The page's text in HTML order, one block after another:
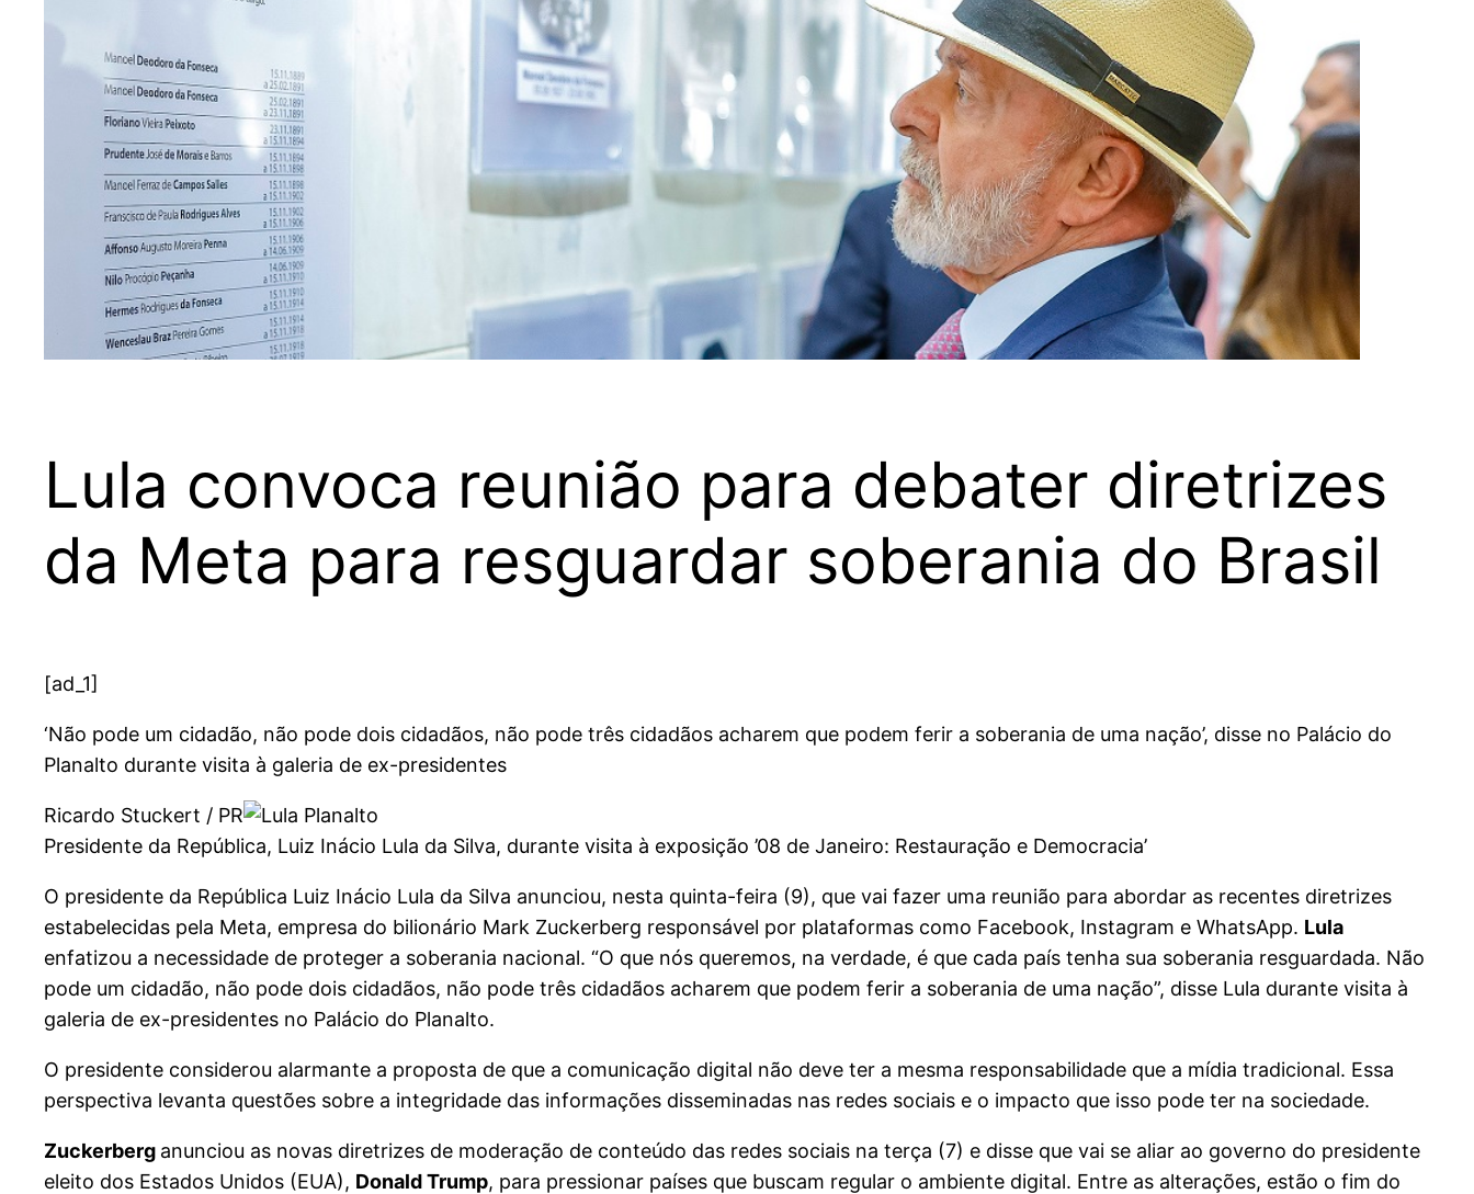
Lula convoca reunião para debater diretrizes
da Meta para resguardar soberania do Brasil
[ad_1]
‘Não pode um cidadão, não pode dois cidadãos, não pode três cidadãos acharem que podem ferir a soberania de uma nação’, disse no Palácio do
Planalto durante visita à galeria de ex-presidentes
Ricardo Stuckert / PR
Presidente da República, Luiz Inácio Lula da Silva, durante visita à exposição ’08 de Janeiro: Restauração e Democracia’
O presidente da República Luiz Inácio Lula da Silva anunciou, nesta quinta-feira (9), que vai fazer uma reunião para abordar as recentes diretrizes
estabelecidas pela Meta, empresa do bilionário Mark Zuckerberg responsável por plataformas como Facebook, Instagram e WhatsApp. Lula
enfatizou a necessidade de proteger a soberania nacional. “O que nós queremos, na verdade, é que cada país tenha sua soberania resguardada. Não
pode um cidadão, não pode dois cidadãos, não pode três cidadãos acharem que podem ferir a soberania de uma nação”, disse Lula durante visita à
galeria de ex-presidentes no Palácio do Planalto.
O presidente considerou alarmante a proposta de que a comunicação digital não deve ter a mesma responsabilidade que a mídia tradicional. Essa
perspectiva levanta questões sobre a integridade das informações disseminadas nas redes sociais e o impacto que isso pode ter na sociedade.
Zuckerberg anunciou as novas diretrizes de moderação de conteúdo das redes sociais na terça (7) e disse que vai se aliar ao governo do presidente
eleito dos Estados Unidos (EUA), Donald Trump, para pressionar países que buscam regular o ambiente digital. Entre as alterações, estão o fim do